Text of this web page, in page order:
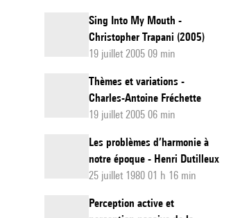
Sing Into My Mouth -
Christopher Trapani (2005)
19 juillet 2005 09 min
Thèmes et variations -
Charles-Antoine Fréchette
19 juillet 2005 06 min
Les problèmes d’harmonie à
notre époque - Henri Dutilleux
25 juillet 1980 01 h 16 min
Perception active et